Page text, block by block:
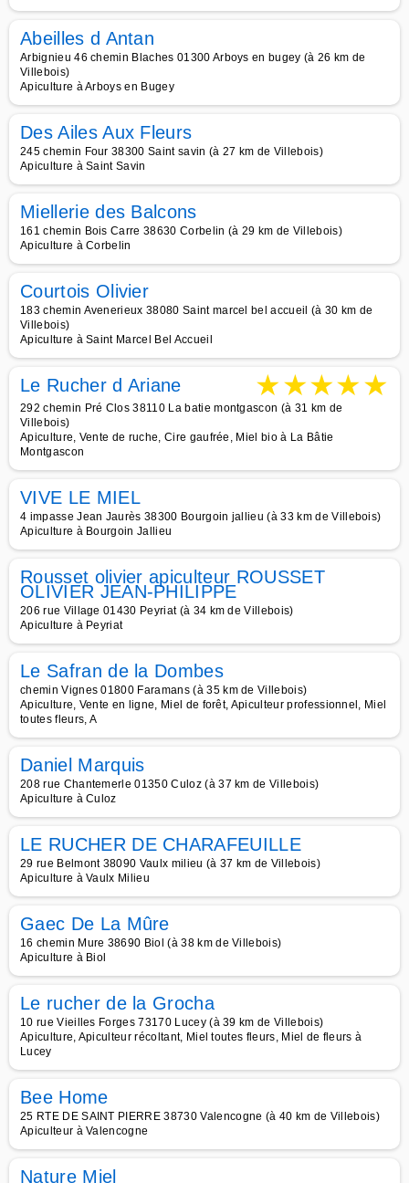
Abeilles d Antan
Arbignieu 46 chemin Blaches 01300 Arboys en bugey (à 26 km de
Villebois)
Apiculture à Arboys en Bugey
Des Ailes Aux Fleurs
245 chemin Four 38300 Saint savin (à 27 km de Villebois)
Apiculture à Saint Savin
Miellerie des Balcons
161 chemin Bois Carre 38630 Corbelin (à 29 km de Villebois)
Apiculture à Corbelin
Courtois Olivier
183 chemin Avenerieux 38080 Saint marcel bel accueil (à 30 km de
Villebois)
Apiculture à Saint Marcel Bel Accueil
Le Rucher d Ariane ★★★★★
292 chemin Pré Clos 38110 La batie montgascon (à 31 km de
Villebois)
Apiculture, Vente de ruche, Cire gaufrée, Miel bio à La Bâtie
Montgascon
VIVE LE MIEL
4 impasse Jean Jaurès 38300 Bourgoin jallieu (à 33 km de Villebois)
Apiculture à Bourgoin Jallieu
Rousset olivier apiculteur ROUSSET
OLIVIER JEAN-PHILIPPE
206 rue Village 01430 Peyriat (à 34 km de Villebois)
Apiculture à Peyriat
Le Safran de la Dombes
chemin Vignes 01800 Faramans (à 35 km de Villebois)
Apiculture, Vente en ligne, Miel de forêt, Apiculteur professionnel, Miel
toutes fleurs, A
Daniel Marquis
208 rue Chantemerle 01350 Culoz (à 37 km de Villebois)
Apiculture à Culoz
LE RUCHER DE CHARAFEUILLE
29 rue Belmont 38090 Vaulx milieu (à 37 km de Villebois)
Apiculture à Vaulx Milieu
Gaec De La Mûre
16 chemin Mure 38690 Biol (à 38 km de Villebois)
Apiculture à Biol
Le rucher de la Grocha
10 rue Vieilles Forges 73170 Lucey (à 39 km de Villebois)
Apiculture, Apiculteur récoltant, Miel toutes fleurs, Miel de fleurs à
Lucey
Bee Home
25 RTE DE SAINT PIERRE 38730 Valencogne (à 40 km de Villebois)
Apiculteur à Valencogne
Nature Miel